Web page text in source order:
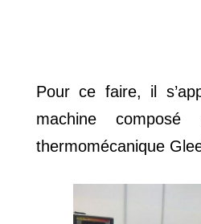
Pour ce faire, il
machine composé
thermomécanique